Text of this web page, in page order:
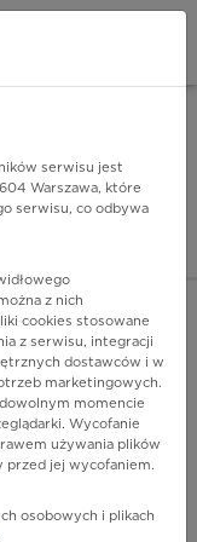
nieokreślone
serwisu jest
Warszawa, które
serwisu, co odbywa
z nich
cookies stosowane
z serwisu, integracji
dostawców i w
marketingowych.
momencie
Wycofanie
używania plików
przed jej wycofaniem.
osobowych i plikach
INSTALUJ